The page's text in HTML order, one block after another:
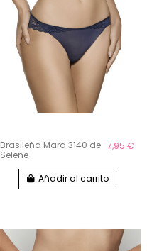
Brasileña Mara 3140 de
Selene
7,95 €
Añadir al carrito